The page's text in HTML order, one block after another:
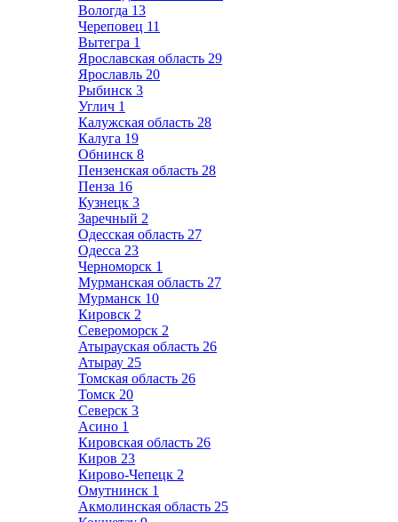
Вологда 13
Череповец 11
Вытегра 1
Ярославская область 29
Ярославль 20
Рыбинск 3
Углич 1
Калужская область 28
Калуга 19
Обнинск 8
Пензенская область 28
Пенза 16
Кузнецк 3
Заречный 2
Одесская область 27
Одесса 23
Черноморск 1
Мурманская область 27
Мурманск 10
Кировск 2
Североморск 2
Атырауская область 26
Атырау 25
Томская область 26
Томск 20
Северск 3
Асино 1
Кировская область 26
Киров 23
Кирово-Чепецк 2
Омутнинск 1
Акмолинская область 25